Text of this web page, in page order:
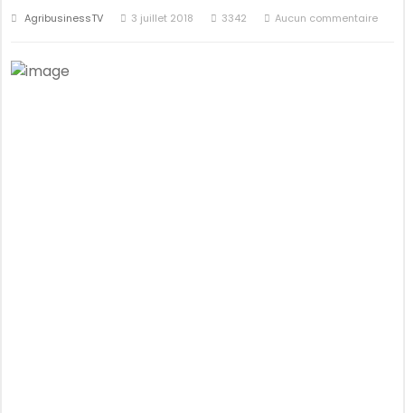
AgribusinessTV 3 juillet 2018 3342 Aucun commentaire